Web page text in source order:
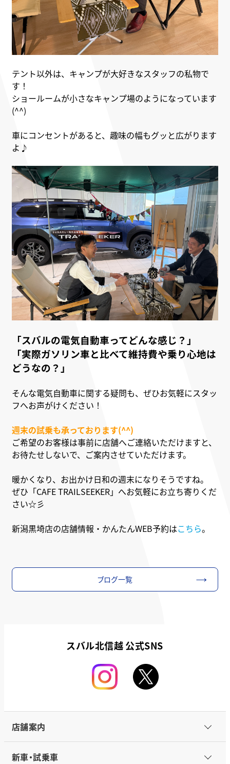
テント以外は、キャンプが大好きなスタッフの私物で
す！
ショールームが小さなキャンプ場のようになっています
(^^)
車にコンセントがあると、趣味の幅もグッと広がります
よ♪
「スバルの電気自動車ってどんな感じ？」
「実際ガソリン車と比べて維持費や乗り心地は
どうなの？」
そんな電気自動車に関する疑問も、ぜひお気軽にスタッ
フへお声がけください！
週末の試乗も承っております(^^)
ご希望のお客様は事前に店舗へご連絡いただけますと、
お待たせしないで、ご案内させていただけます。
暖かくなり、お出かけ日和の週末になりそうですね。
ぜひ「CAFE TRAILSEEKER」へお気軽にお立ち寄りくだ
さい☆彡
新潟黒埼店の店舗情報・かんたんWEB予約はこちら。
ブログ一覧
スバル北信越 公式SNS
店舗案内
新車・試乗車